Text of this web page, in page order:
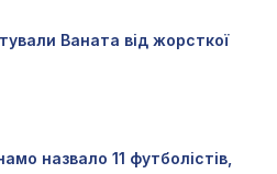
Ваната від жорсткої
назвало 11 футболістів,